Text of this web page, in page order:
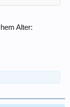
Alter: